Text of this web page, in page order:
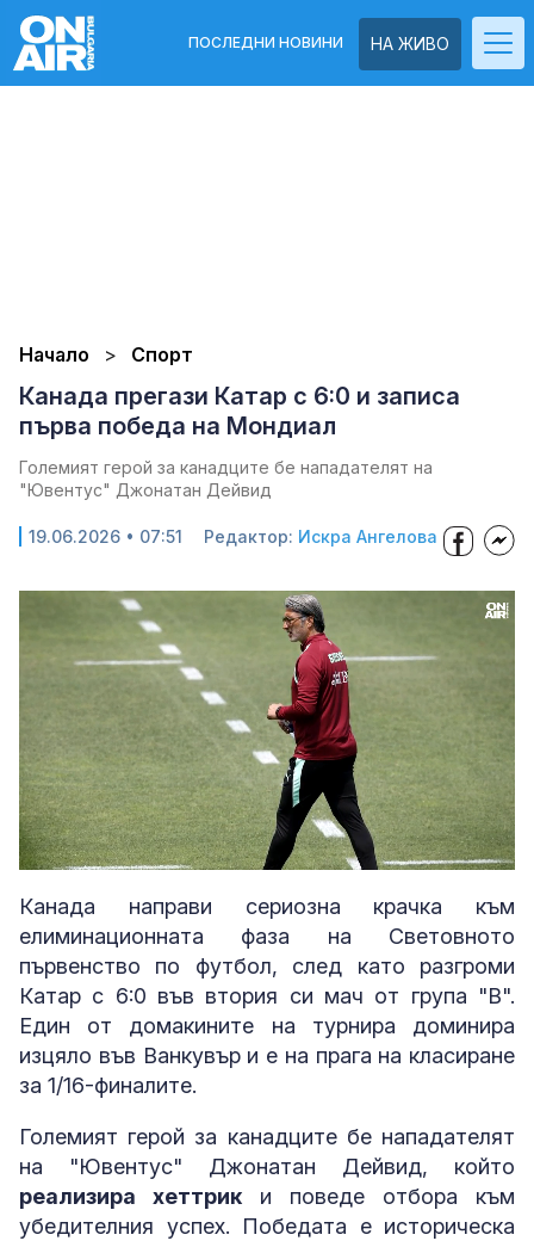
НА ЖИВО
ПОСЛЕДНИ НОВИНИ
Начало Спорт
Канада прегази Катар с 6:0 и записа
първа победа на Мондиал
Големият герой за канадците бе нападателят на
"Ювентус" Джонатан Дейвид
19.06.2026 • 07:51 Редактор: Искра Ангелова
Unmute Loaded:
51.21%
Канада направи сериозна крачка към
елиминационната фаза на Световното
първенство по футбол, след като разгроми
Катар с 6:0 във втория си мач от група "В".
Един от домакините на турнира доминира
изцяло във Ванкувър и е на прага на класиране
за 1/16-финалите.
Големият герой за канадците бе нападателят
на "Ювентус" Джонатан Дейвид, който
реализира хеттрик и поведе отбора към
убедителния успех. Победата е историческа